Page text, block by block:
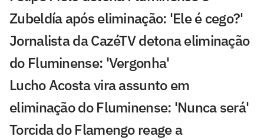
Zubeldía após eliminação: 'Ele é cego?'
Jornalista da CazéTV detona eliminação
do Fluminense: 'Vergonha'
Lucho Acosta vira assunto em
eliminação do Fluminense: 'Nunca será'
Torcida do Flamengo reage a